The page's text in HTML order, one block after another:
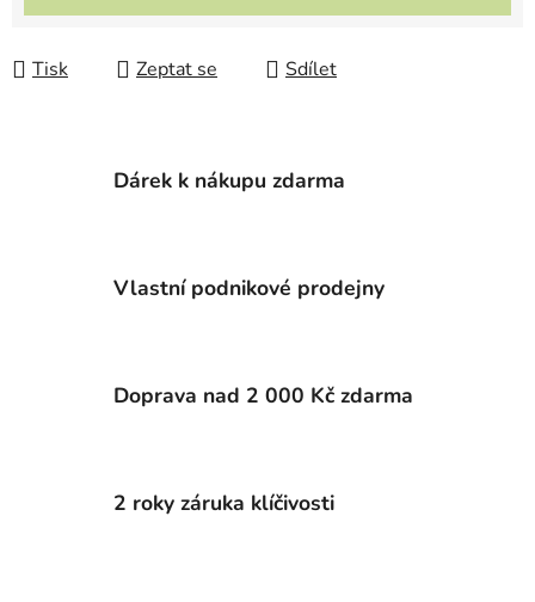
Tisk Zeptat se Sdílet
Dárek k nákupu zdarma
Vlastní podnikové prodejny
Doprava nad 2 000 Kč zdarma
2 roky záruka klíčivosti